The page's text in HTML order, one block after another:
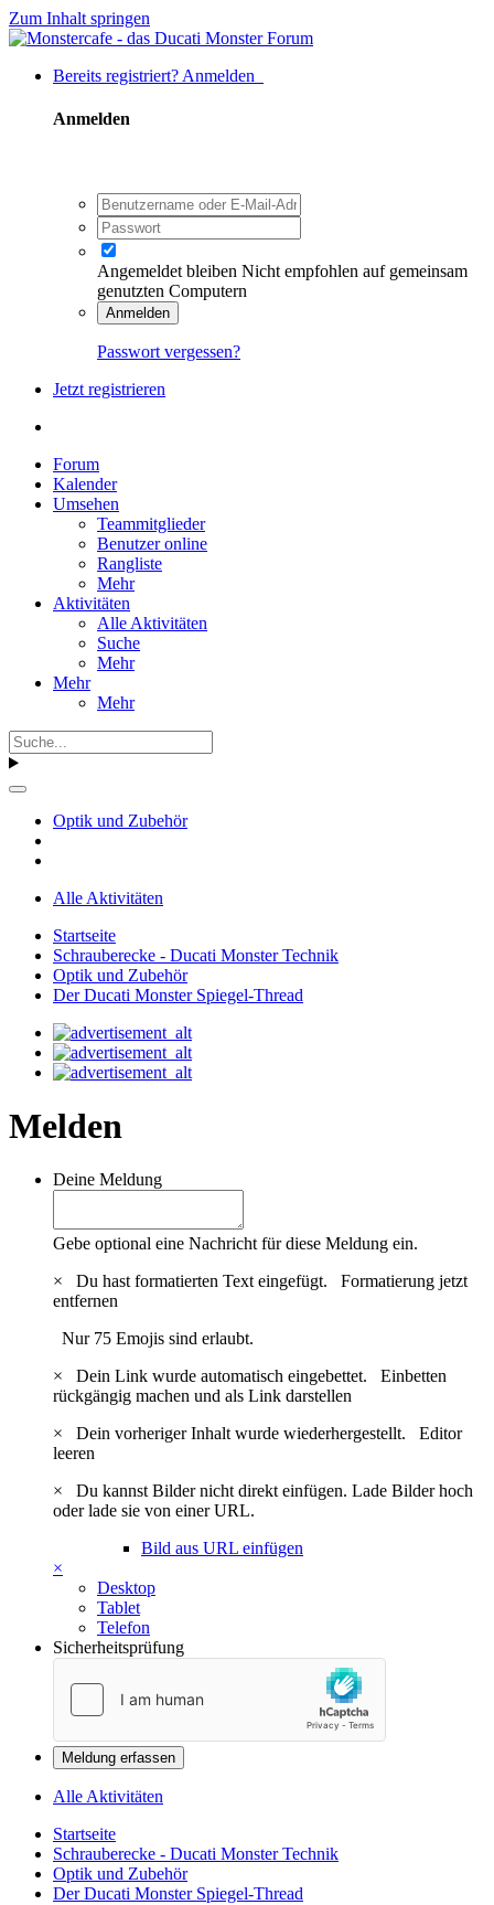
Zum Inhalt springen
Bereits registriert? Anmelden
Anmelden
Angemeldet bleiben Nicht empfohlen auf gemeinsam
genutzten Computern
Anmelden
Passwort vergessen?
Jetzt registrieren
Forum
Kalender
Umsehen
Teammitglieder
Benutzer online
Rangliste
Mehr
Aktivitäten
Alle Aktivitäten
Suche
Mehr
Mehr
Mehr
Optik und Zubehör
Alle Aktivitäten
Startseite
Schrauberecke - Ducati Monster Technik
Optik und Zubehör
Der Ducati Monster Spiegel-Thread
Melden
Deine Meldung
Gebe optional eine Nachricht für diese Meldung ein.
×
Du hast formatierten Text eingefügt. Formatierung jetzt
entfernen
Nur 75 Emojis sind erlaubt.
×
Dein Link wurde automatisch eingebettet. Einbetten
rückgängig machen und als Link darstellen
×
Dein vorheriger Inhalt wurde wiederhergestellt. Editor
leeren
×
Du kannst Bilder nicht direkt einfügen. Lade Bilder hoch
oder lade sie von einer URL.
Bild aus URL einfügen
×
Desktop
Tablet
Telefon
Sicherheitsprüfung
Meldung erfassen
Alle Aktivitäten
Startseite
Schrauberecke - Ducati Monster Technik
Optik und Zubehör
Der Ducati Monster Spiegel-Thread